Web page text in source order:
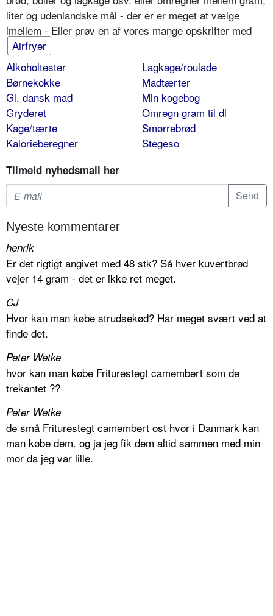
liter og udenlandske mål - der er er meget at vælge
imellem - Eller prøv en af vores mange opskrifter med
Airfryer
Alkoholtester
Børnekokke
Gl. dansk mad
Gryderet
Kage/tærte
Kalorieberegner
Lagkage/roulade
Madtærter
Min kogebog
Omregn gram til dl
Smørrebrød
Stegeso
Tilmeld nyhedsmail her
Nyeste kommentarer
henrik
Er det rigtigt angivet med 48 stk? Så hver kuvertbrød
vejer 14 gram - det er ikke ret meget.
CJ
Hvor kan man købe strudsekød? Har meget svært ved at
finde det.
Peter Wetke
hvor kan man købe Friturestegt camembert som de
trekantet ??
Peter Wetke
de små Friturestegt camembert ost hvor i Danmark kan
man købe dem. og ja jeg fik dem altid sammen med min
mor da jeg var lille.